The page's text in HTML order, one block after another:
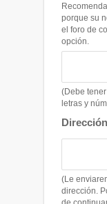
porque su
el foro de
opción.
(Debe
letras y
(Le
dirección.